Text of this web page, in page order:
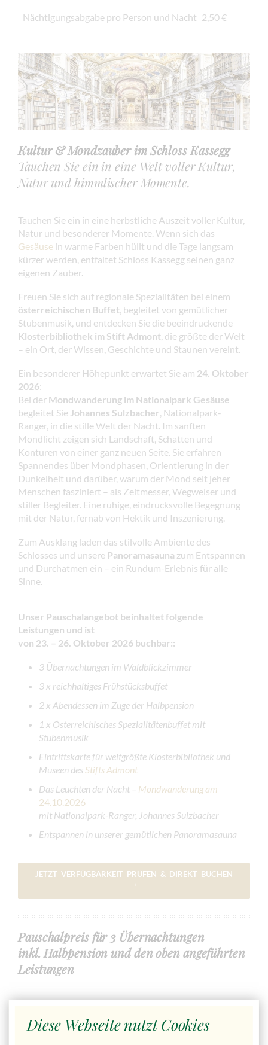
Nächtigungsabgabe pro Person und Nacht 2,50 €
Kultur & Mondzauber im Schloss Kassegg
Tauchen Sie ein in eine Welt voller Kultur,
Natur und himmlischer Momente.
Tauchen Sie ein in eine herbstliche Auszeit voller Kultur,
Natur und besonderer Momente. Wenn sich das
Gesäuse in warme Farben hüllt und die Tage langsam
kürzer werden, entfaltet Schloss Kassegg seinen ganz
eigenen Zauber.
Freuen Sie sich auf regionale Spezialitäten bei einem
österreichischen Buffet, begleitet von gemütlicher
Stubenmusik, und entdecken Sie die beeindruckende
Klosterbibliothek im Stift Admont, die größte der Welt
– ein Ort, der Wissen, Geschichte und Staunen vereint.
Ein besonderer Höhepunkt erwartet Sie am 24. Oktober
2026:
Bei der Mondwanderung im Nationalpark Gesäuse
begleitet Sie Johannes Sulzbacher, Nationalpark-
Ranger, in die stille Welt der Nacht. Im sanften
Mondlicht zeigen sich Landschaft, Schatten und
Konturen von einer ganz neuen Seite. Sie erfahren
Spannendes über Mondphasen, Orientierung in der
Dunkelheit und darüber, warum der Mond seit jeher
Menschen fasziniert – als Zeitmesser, Wegweiser und
stiller Begleiter. Eine ruhige, eindrucksvolle Begegnung
mit der Natur, fernab von Hektik und Inszenierung.
Zum Ausklang laden das stilvolle Ambiente des
Schlosses und unsere Panoramasauna zum Entspannen
und Durchatmen ein – ein Rundum-Erlebnis für alle
Sinne.
Unser Pauschalangebot beinhaltet folgende
Leistungen und ist
von 23. – 26. Oktober 2026 buchbar::
3 Übernachtungen im Waldblickzimmer
3 x reichhaltiges Frühstücksbuffet
2 x Abendessen im Zuge der Halbpension
1 x Österreichisches Spezialitätenbuffet mit
Stubenmusik
Eintrittskarte für weltgrößte Klosterbibliothek und
Museen des Stifts Admont
Das Leuchten der Nacht – Mondwanderung am
24.10.2026
mit Nationalpark-Ranger, Johannes Sulzbacher
Entspannen in unserer gemütlichen Panoramasauna
JETZT VERFÜGBARKEIT PRÜFEN & DIREKT BUCHEN
→
Pauschalpreis für 3 Übernachtungen
inkl. Halbpension und den oben angeführten
Leistungen
Diese Webseite nutzt Cookies